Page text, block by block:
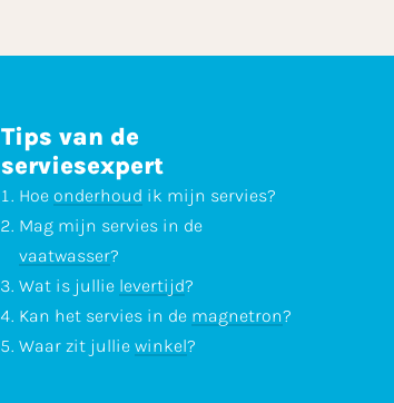
Tips van de
serviesexpert
Hoe onderhoud ik mijn servies?
Mag mijn servies in de
vaatwasser?
Wat is jullie levertijd?
Kan het servies in de magnetron?
Waar zit jullie winkel?